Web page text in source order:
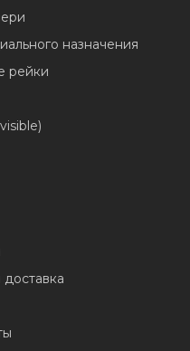
назначения
рейки
доставка